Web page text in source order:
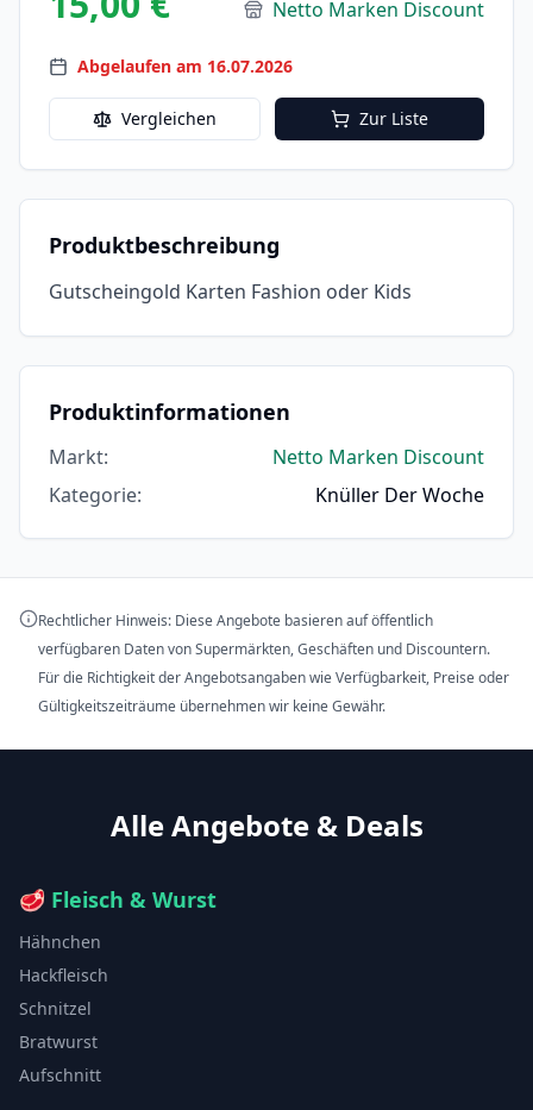
Netto Marken Discount
Abgelaufen am 16.07.2026
Vergleichen Zur Liste
Produktbeschreibung
Gutscheingold Karten Fashion oder Kids
Produktinformationen
Markt:
Netto Marken Discount
Kategorie: Knüller Der Woche
Rechtlicher Hinweis: Diese Angebote basieren auf öffentlich
verfügbaren Daten von Supermärkten, Geschäften und Discountern.
Für die Richtigkeit der Angebotsangaben wie Verfügbarkeit, Preise oder
Gültigkeitszeiträume übernehmen wir keine Gewähr.
Alle Angebote & Deals
🥩 Fleisch & Wurst
Hähnchen
Hackfleisch
Schnitzel
Bratwurst
Aufschnitt